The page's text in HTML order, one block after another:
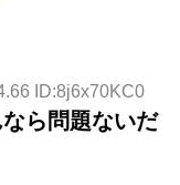
ID:8j6x70KC0
ら問題ないだ